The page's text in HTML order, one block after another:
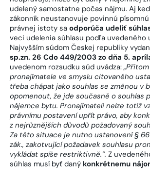
udelený samostatne počas nájmu. Aj
zákonník neustanovuje povinnú
právnej istoty sa odporúča udeliť
veci udelenia súhlasu podľa uvedeného
Najvyšším súdom Českej republiky
sp.zn. 26 Cdo 449/2003 zo dňa 5.
uvedenom rozsudku súd uvádza:
pronajímatele ve smyslu citovaného
třeba chápat jako souhlas se změnou v
opomenout, že jde současně o souhlas
nájemce bytu. Pronajímateli nelze totiž
právnímu postavení upřít právo, aby
z nejrůznějších důvodů požadovaný
Za této situace je nutno ustanovení §
zák., zakotvující požadavek souhlasu
vykládat spíše restriktivně.“. Z
súhlas musí byť daný konkrétnemu